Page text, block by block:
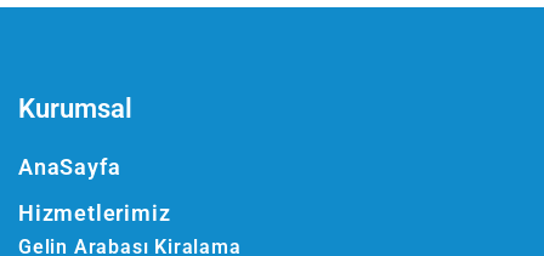
Kurumsal
AnaSayfa
Hizmetlerimiz
Gelin Arabası Kiralama